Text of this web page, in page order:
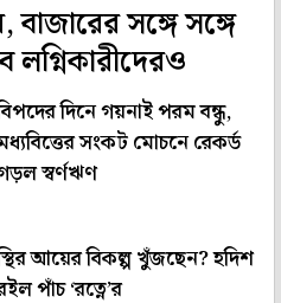
সঙ্গে সঙ্গে
দিনে গয়নাই পরম বন্ধু,
সংকট মোচনে রেকর্ড
স্বর্ণঋণ
আয়ের বিকল্প খুঁজছেন? হদিশ
পাঁচ ‘রত্নে’র